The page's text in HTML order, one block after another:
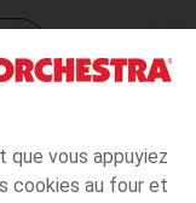
que vous appuyiez
cookies au four et